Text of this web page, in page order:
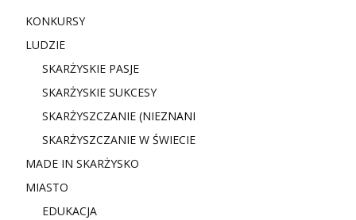
KONKURSY
LUDZIE
SKARŻYSKIE PASJE
SKARŻYSKIE SUKCESY
SKARŻYSZCZANIE (NIEZNANI
SKARŻYSZCZANIE W ŚWIECIE
MADE IN SKARŻYSKO
MIASTO
EDUKACJA